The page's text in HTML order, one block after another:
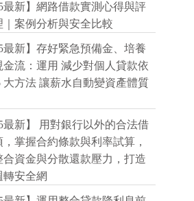
最新】網路借款實測心得與評
｜案例分析與安全比較
最新】存好緊急預備金、培養
金流：運用 減少對個人貸款依
大方法 讓薪水自動變資產體質
最新】 用對銀行以外的合法借
，掌握合約條款與利率試算，
合資金與分散還款壓力，打造
轉安全網